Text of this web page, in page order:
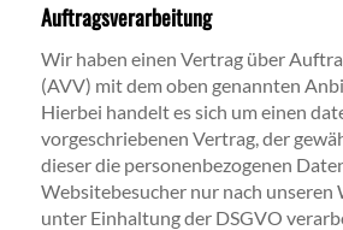
Auftragsverarbeitung
Wir haben einen Vertrag über
(AVV) mit dem oben genannten
Hierbei handelt es sich um einen
vorgeschriebenen Vertrag, der
dieser die personenbezogenen
Websitebesucher nur nach unseren
unter Einhaltung der DSGVO